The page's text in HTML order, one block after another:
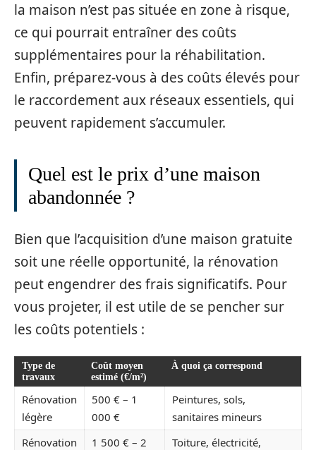
la maison n’est pas située en zone à risque,
ce qui pourrait entraîner des coûts
supplémentaires pour la réhabilitation.
Enfin, préparez-vous à des coûts élevés pour
le raccordement aux réseaux essentiels, qui
peuvent rapidement s’accumuler.
Quel est le prix d’une maison
abandonnée ?
Bien que l’acquisition d’une maison gratuite
soit une réelle opportunité, la rénovation
peut engendrer des frais significatifs. Pour
vous projeter, il est utile de se pencher sur
les coûts potentiels :
Type de
travaux
Coût moyen
estimé (€/m²)
À quoi ça correspond
Rénovation
légère
500 € – 1
000 €
Peintures, sols,
sanitaires mineurs
Rénovation
1 500 € – 2
Toiture, électricité,